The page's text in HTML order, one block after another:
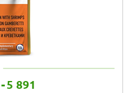
-5 891